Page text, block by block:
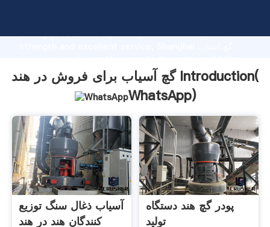
strong production capability, advanced research
values to all of customers.
گچ آسیاب برای فروش در هند Introduction(
WhatsApp)
آسیاب ذغال سنگ توزیع
کنندگان هند در هند
پودر گچ هند دستگاه
تولید